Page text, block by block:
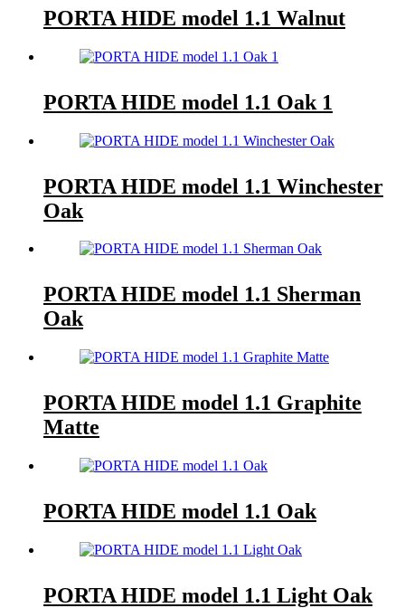
PORTA HIDE model 1.1 Walnut
PORTA HIDE model 1.1 Oak 1
PORTA HIDE model 1.1 Winchester
Oak
PORTA HIDE model 1.1 Sherman
Oak
PORTA HIDE model 1.1 Graphite
Matte
PORTA HIDE model 1.1 Oak
PORTA HIDE model 1.1 Light Oak